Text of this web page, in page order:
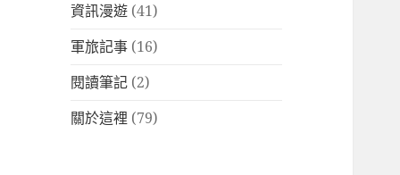
資訊漫遊 (41)
軍旅記事 (16)
閱讀筆記 (2)
關於這裡 (79)